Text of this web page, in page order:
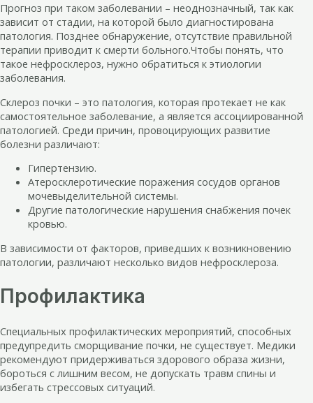
Прогноз при таком заболевании – неоднозначный, так как
зависит от стадии, на которой было диагностирована
патология. Позднее обнаружение, отсутствие правильной
терапии приводит к смерти больного.Чтобы понять, что
такое нефросклероз, нужно обратиться к этиологии
заболевания.
Склероз почки – это патология, которая протекает не как
самостоятельное заболевание, а является ассоциированной
патологией. Среди причин, провоцирующих развитие
болезни различают:
Гипертензию.
Атеросклеротические поражения сосудов органов
мочевыделительной системы.
Другие патологические нарушения снабжения почек
кровью.
В зависимости от факторов, приведших к возникновению
патологии, различают несколько видов нефросклероза.
Профилактика
Специальных профилактических мероприятий, способных
предупредить сморщивание почки, не существует. Медики
рекомендуют придерживаться здорового образа жизни,
бороться с лишним весом, не допускать травм спины и
избегать стрессовых ситуаций.